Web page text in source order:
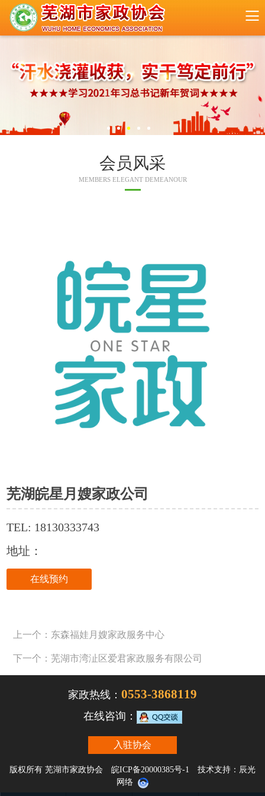
会员风采
MEMBERS ELEGANT DEMEANOUR
芜湖皖星月嫂家政公司
TEL: 18130333743
地址：
在线预约
上一个：东森福娃月嫂家政服务中心
下一个：芜湖市湾沚区爱君家政服务有限公司
家政热线： 0553-3868119
在线咨询：
入驻协会
版权所有 芜湖市家政协会 皖ICP备20000385号-1 技术支持： 辰光
网络